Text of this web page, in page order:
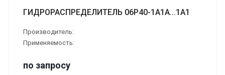
ГИДРОРАСПРЕДЕЛИТЕЛЬ 06Р40-1А1А...1А1
Производитель:
Применяемость:
по запросу